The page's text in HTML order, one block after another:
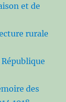
et de
rurale
des